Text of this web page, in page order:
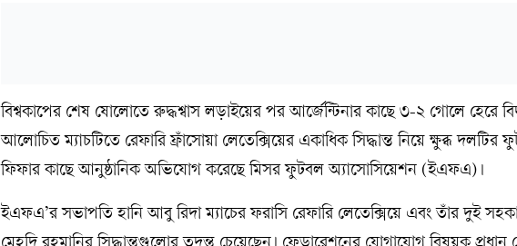
বিশ্বকাপের শেষ ষোলোতে রুদ্ধশ্বাস লড়াইয়ের পর আর্জেন্টিনার কাছে ৩-২ গোলে হেরে
আলোচিত ম্যাচটিতে রেফারি ফ্রাঁসোয়া লেতেক্সিয়ের একাধিক সিদ্ধান্ত নিয়ে ক্ষুব্ধ দলটির
ফিফার কাছে আনুষ্ঠানিক অভিযোগ করেছে মিসর ফুটবল অ্যাসোসিয়েশন (ইএফএ)।
ইএফএ’র সভাপতি হানি আবু রিদা ম্যাচের ফরাসি রেফারি লেতেক্সিয়ে এবং তাঁর দুই